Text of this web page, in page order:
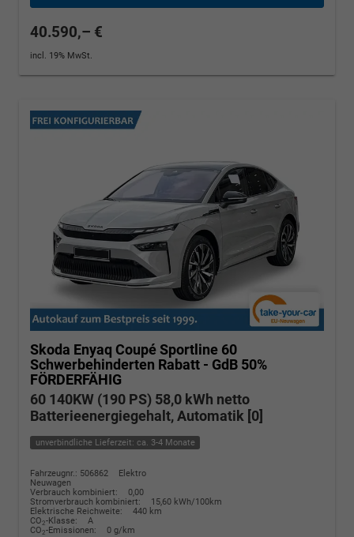
40.590,– €
incl. 19% MwSt.
Skoda Enyaq CoupéSportline 60
Schwerbehinderten Rabatt - GdB 50%
FÖRDERFÄHIG
60 140KW (190 PS) 58,0 kWh netto
Batterieenergiegehalt, Automatik [0]
unverbindliche Lieferzeit: ca. 3-4 Monate
Fahrzeugnr.: 506862
Elektro
Neuwagen
Verbrauch kombiniert:
0,00
Stromverbrauch kombiniert:
15,60 kWh/100km
Elektrische Reichweite:
440 km
CO2-Klasse:
A
CO2-Emissionen: 0 g/km